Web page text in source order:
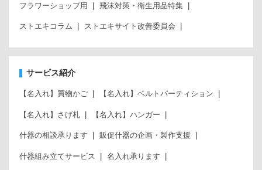
フラワーショップ用 飛沫対策・衛生用品特集
ストエキコラム ストエキサイト改善委員会
サービス紹介
【名入れ】買物かご 【名入れ】ベルトパーティション
【名入れ】さげ札 【名入れ】ハンガー
什器の相談承ります 販促什器の企画・製作支援
什器組み立てサービス 名入れ承ります